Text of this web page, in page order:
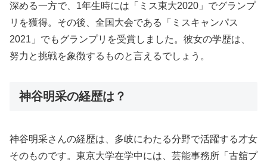
深める一方で、1年生時には「ミス東大2020」でグランプ
リを獲得。その後、全国大会である「ミスキャンパス
2021」でもグランプリを受賞しました。彼女の学歴は、
努力と挑戦を象徴するものと言えるでしょう。
神谷明采の経歴は？
神谷明采さんの経歴は、多岐にわたる分野で活躍する才女
そのものです。東京大学在学中には、芸能事務所「古舘プ